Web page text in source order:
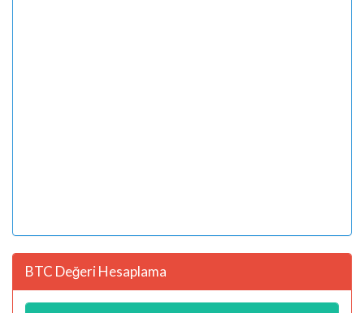
BTC Değeri Hesaplama